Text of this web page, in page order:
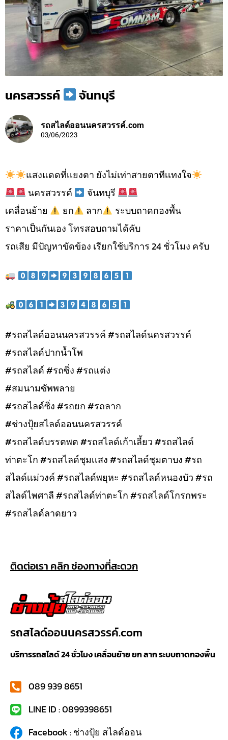
นครสวรรค์ จันทบุรี
รถสไลด์ออนนครสวรรค์.com
03/06/2023
แสงแดดที่เเยงตา ยังไม่เท่าสายตาทีเเทงใจ
นครสวรรค์
จันทบุรี
เคลื่อนย้าย
ยก ลาก
ระบบถาดกองพื้น
ราคาเป็นกันเอง โทรสอบถามได้คับ
รถเสีย มีปัญหาขัดข้อง เรียกใช้บริการ 24 ชั่วโมง ครับ
#รถสไลด์ออนนครสวรรค์ #รถสไลด์นครสวรรค์
#รถสไลด์ปากน้ำโพ
#รถสไลด์ #รถซิ่ง #รถแต่ง
#สมนามซัพพลาย
#รถสไลด์ซิ่ง #รถยก #รถลาก
#ช่างปุ้ยสไลด์ออนนครสวรรค์
#รถสไลด์บรรตพต #รถสไลด์เก้าเลี้ยว #รถสไลด์
ท่าตะโก #รถสไลด์ชุมเเสง #รถสไลด์ชุมตาบง #รถ
สไลด์เเม่วงค์ #รถสไลด์พยุหะ #รถสไลด์หนองบัว #รถ
สไลด์ไพศาลี #รถสไลด์ท่าตะโก #รถสไลด์โกรกพระ
#รถสไลด์ลาดยาว
ติดต่อเรา คลิก ช่องทางที่สะดวก
รถสไลด์ออนนครสวรรค์.com
บริการรถสไลด์ 24 ชั่วโมง เคลื่อนย้าย ยก ลาก ระบบถาดกองพื้น
089 939 8651
LINE ID : 0899398651
Facebook : ช่างปุ้ย สไลด์ออน